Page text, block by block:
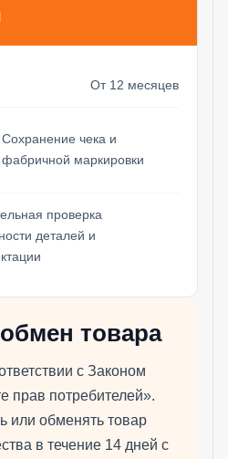
От 12 месяцев
Сохранение чека и
фабричной маркировки
проверка
деталей и
товара
с Законом
прав потребителей».
или обменять товар
в течение 14 дней с